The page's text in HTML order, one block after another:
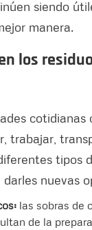
siendo
manera.
los
cotidianas
trabajar,
tipos
nuevas
las sobras de
de la